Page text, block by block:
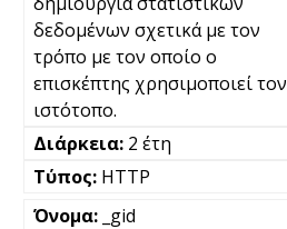
δεδομένων σχετικά με τον
τρόπο με τον οποίο ο
επισκέπτης χρησιμοποιεί τον
ιστότοπο.
2 έτη
HTTP
_gid